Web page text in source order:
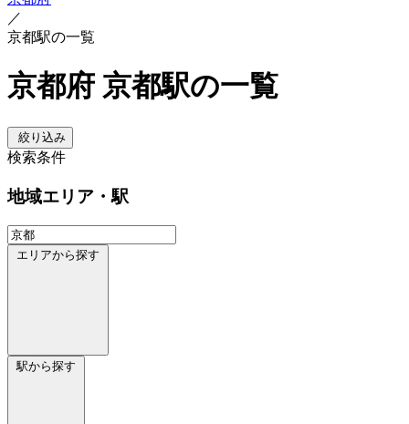
／
京都駅の一覧
京都府 京都駅の一覧
絞り込み
検索条件
地域エリア・駅
エリアから探す
駅から探す